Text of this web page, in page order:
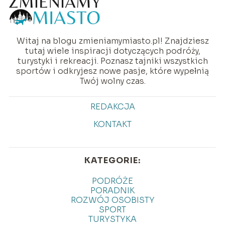
Witaj na blogu zmieniamymiasto.pl! Znajdziesz
tutaj wiele inspiracji dotyczących podróży,
turystyki i rekreacji. Poznasz tajniki wszystkich
sportów i odkryjesz nowe pasje, które wypełnią
Twój wolny czas.
REDAKCJA
KONTAKT
KATEGORIE:
PODRÓŻE
PORADNIK
ROZWÓJ OSOBISTY
SPORT
TURYSTYKA